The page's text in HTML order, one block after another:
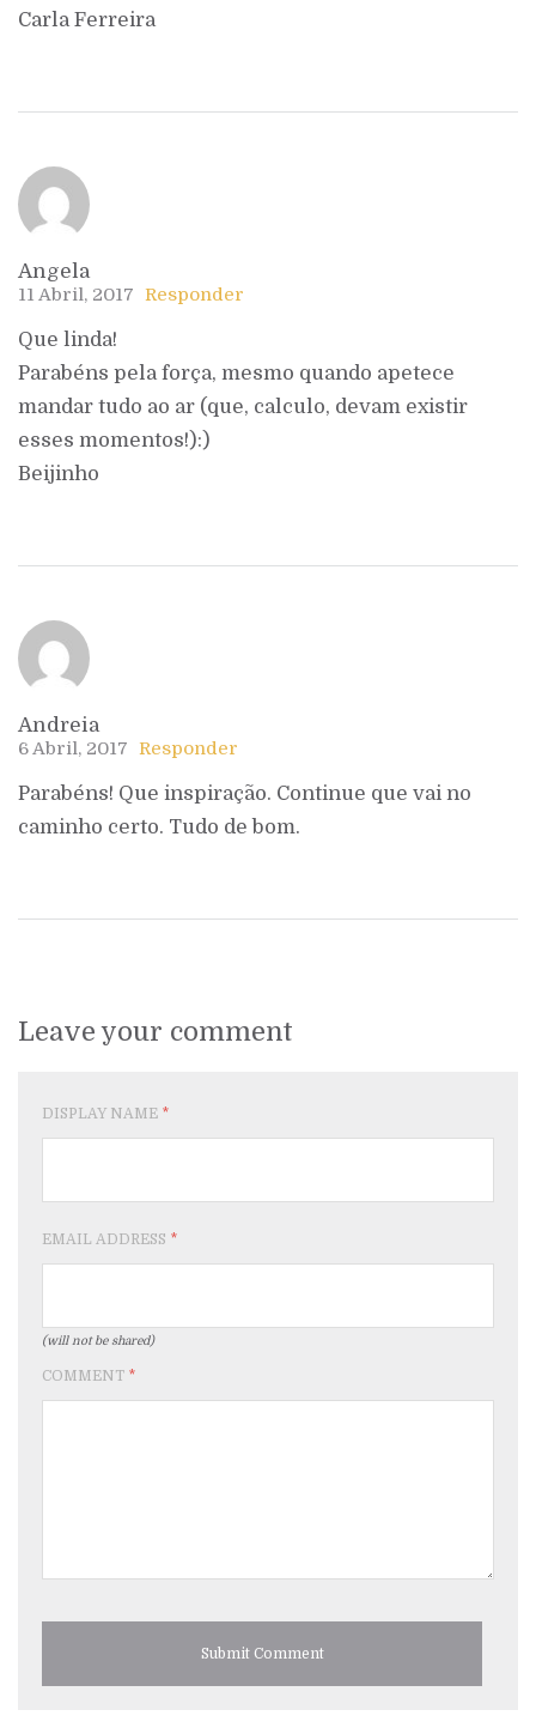
Carla Ferreira
Angela
11 Abril, 2017 Responder
Que linda!
Parabéns pela força, mesmo quando apetece
mandar tudo ao ar (que, calculo, devam existir
esses momentos!):)
Beijinho
Andreia
6 Abril, 2017 Responder
Parabéns! Que inspiração. Continue que vai no
caminho certo. Tudo de bom.
Leave your comment
DISPLAY NAME *
EMAIL ADDRESS *
(will not be shared)
COMMENT *